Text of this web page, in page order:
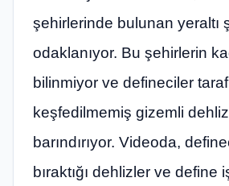
şehirlerinde bulunan yeraltı
odaklanıyor. Bu şehirlerin
bilinmiyor ve defineciler
keşfedilmemiş gizemli
barındırıyor. Videoda,
bıraktığı dehlizler ve define